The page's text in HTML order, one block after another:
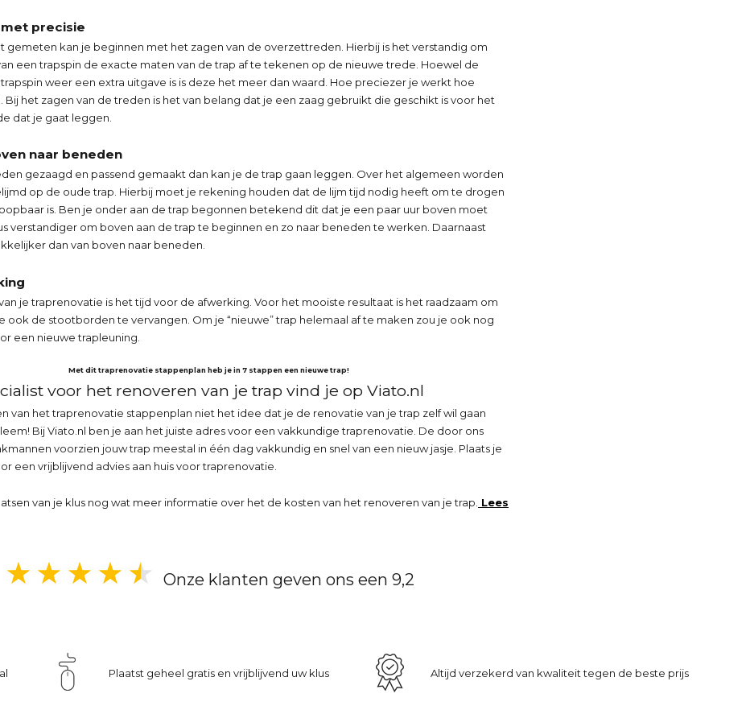
met precisie
gemeten kan je beginnen met het zagen van de overzettreden. Hierbij is het verstandig om
een trapspin de exacte maten van de trap af te tekenen op de nieuwe trede. Hoewel de
trapspin weer een extra uitgave is is deze het meer dan waard. Hoe preciezer je werkt hoe
Bij het zagen van de treden is het van belang dat je een zaag gebruikt die geschikt is voor het
dat je gaat leggen.
naar beneden
gezaagd en passend gemaakt dan kan je de trap gaan leggen. Over het algemeen worden
op de oude trap. Hierbij moet je rekening houden dat de lijm tijd nodig heeft om te drogen
is. Ben je onder aan de trap begonnen betekend dit dat je een paar uur boven moet
verstandiger om boven aan de trap te beginnen en zo naar beneden te werken. Daarnaast
dan van boven naar beneden.
je traprenovatie is het tijd voor de afwerking. Voor het mooiste resultaat is het raadzaam om
ook de stootborden te vervangen. Om je “nieuwe” trap helemaal af te maken zou je ook nog
een nieuwe trapleuning.
Met dit traprenovatie stappenplan heb je in 7 stappen een nieuwe trap!
voor het renoveren van je trap vind je op Viato.nl
van het traprenovatie stappenplan niet het idee dat je de renovatie van je trap zelf wil gaan
Bij Viato.nl ben je aan het juiste adres voor een vakkundige traprenovatie. De door ons
voorzien jouw trap meestal in één dag vakkundig en snel van een nieuw jasje. Plaats je
een vrijblijvend advies aan huis voor traprenovatie.
van je klus nog wat meer informatie over het de kosten van het renoveren van je trap. Lees
Onze klanten geven ons een 9,2
Plaatst geheel gratis en vrijblijvend uw klus Altijd verzekerd van kwaliteit tegen de beste prijs